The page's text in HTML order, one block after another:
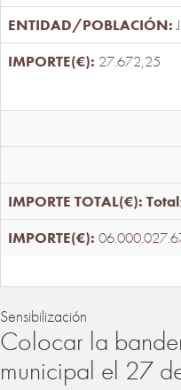
27.672,25
Total:
Sensibilización
Colocar la
municipal el 27